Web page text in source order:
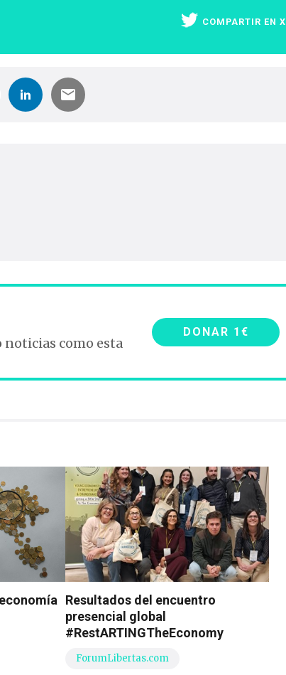
COMPARTIR EN X
noticias como esta
DONAR 1€
Resultados del encuentro
presencial global
#RestARTINGTheEconomy
ForumLibertas.com